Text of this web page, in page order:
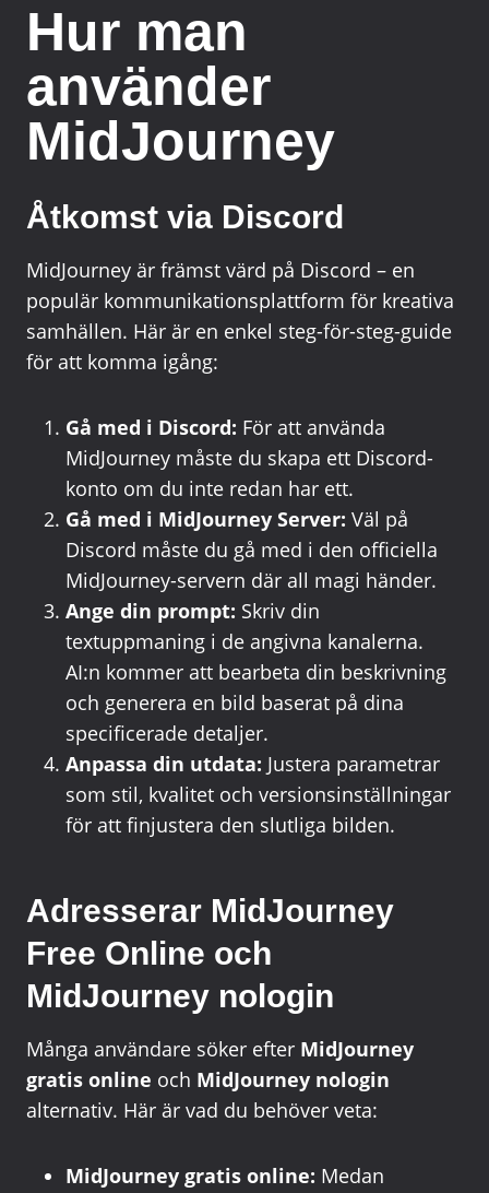
Hur man
använder
MidJourney
Åtkomst via Discord
MidJourney är främst värd på Discord – en
populär kommunikationsplattform för kreativa
samhällen. Här är en enkel steg-för-steg-guide
för att komma igång:
Gå med i Discord: För att använda
MidJourney måste du skapa ett Discord-
konto om du inte redan har ett.
Gå med i MidJourney Server: Väl på
Discord måste du gå med i den officiella
MidJourney-servern där all magi händer.
Ange din prompt: Skriv din
textuppmaning i de angivna kanalerna.
AI:n kommer att bearbeta din beskrivning
och generera en bild baserat på dina
specificerade detaljer.
Anpassa din utdata: Justera parametrar
som stil, kvalitet och versionsinställningar
för att finjustera den slutliga bilden.
Adresserar MidJourney
Free Online och
MidJourney nologin
Många användare söker efter MidJourney
gratis online och MidJourney nologin
alternativ. Här är vad du behöver veta:
MidJourney gratis online: Medan